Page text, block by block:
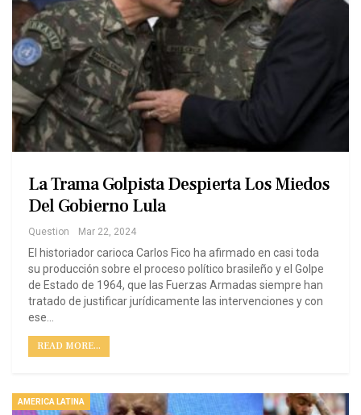
La Trama Golpista Despierta Los Miedos
Del Gobierno Lula
Question Mar 22, 2024
El historiador carioca Carlos Fico ha afirmado en casi toda
su producción sobre el proceso político brasileño y el Golpe
de Estado de 1964, que las Fuerzas Armadas siempre han
tratado de justificar jurídicamente las intervenciones y con
ese…
READ MORE...
AMERICA LATINA